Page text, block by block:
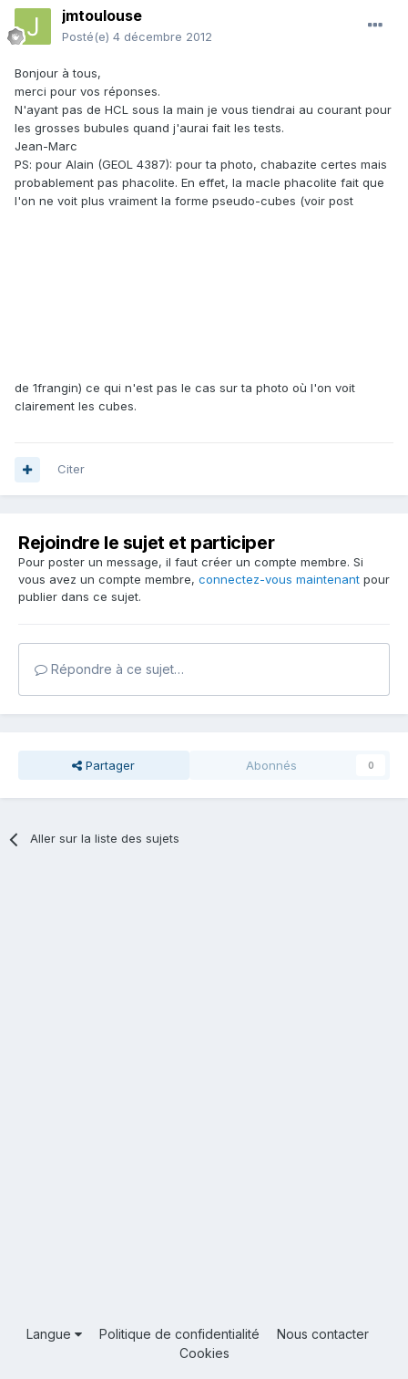
jmtoulouse
Posté(e) 4 décembre 2012
Bonjour à tous,
merci pour vos réponses.
N'ayant pas de HCL sous la main je vous tiendrai au courant pour
les grosses bubules quand j'aurai fait les tests.
Jean-Marc
PS: pour Alain (GEOL 4387): pour ta photo, chabazite certes mais
probablement pas phacolite. En effet, la macle phacolite fait que
l'on ne voit plus vraiment la forme pseudo-cubes (voir post
de 1frangin) ce qui n'est pas le cas sur ta photo où l'on voit
clairement les cubes.
Citer
Rejoindre le sujet et participer
Pour poster un message, il faut créer un compte membre. Si
vous avez un compte membre, connectez-vous maintenant pour
publier dans ce sujet.
Répondre à ce sujet…
Partager Abonnés 0
Aller sur la liste des sujets
Langue Politique de confidentialité
Nous contacter
Cookies